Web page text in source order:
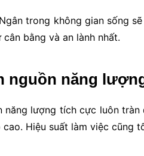
trong không gian sống
bằng và an lành nhất.
nguồn năng
năng lượng tích cực luôn
Hiệu suất làm việc cũng